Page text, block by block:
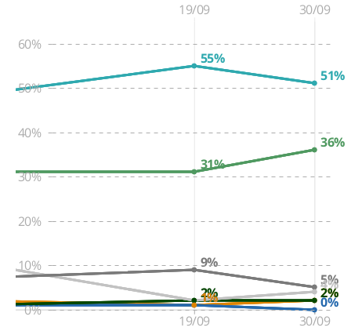
0%
10%
20%
30%
40%
50%
60%
19/09 30/09
19/09 30/09
2%
36%
5%
2%
2%
2%
9%
31%
51%
1%
4%
1%
55%
0%